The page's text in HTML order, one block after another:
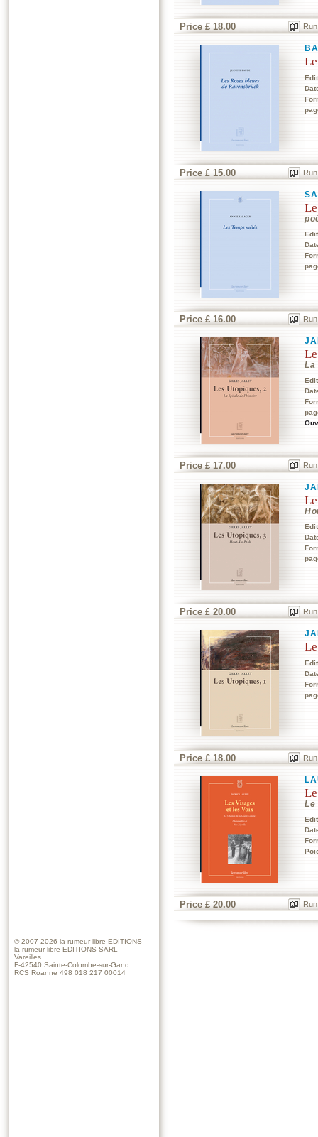
Price £ 18.00
Price £ 15.00
Price £ 16.00
La
Price £ 17.00
Price £ 20.00
Price £ 18.00
Le
Price £ 20.00
© 2007-2026 la rumeur libre EDITIONS
la rumeur libre EDITIONS SARL
Vareilles
F-42540 Sainte-Colombe-sur-Gand
RCS Roanne 498 018 217 00014